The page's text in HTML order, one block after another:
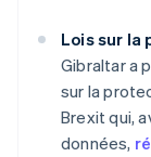
Lois sur la
Gibraltar a
sur la
Brexit qui,
données,